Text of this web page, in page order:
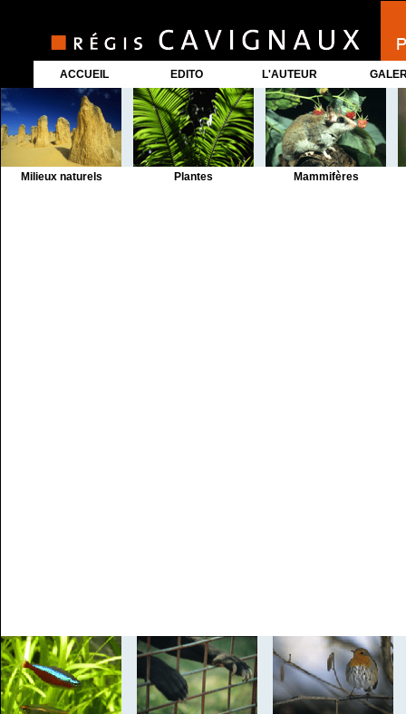
ACCUEIL EDITO L'AUTEUR
Milieux naturels Plantes Mammifères